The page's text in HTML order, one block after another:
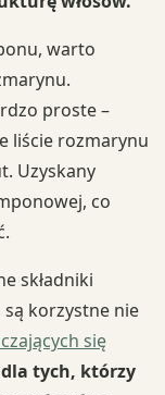
warto
proste –
liście rozmarynu
Uzyskany
co
składniki
korzystne nie
się
tych, którzy